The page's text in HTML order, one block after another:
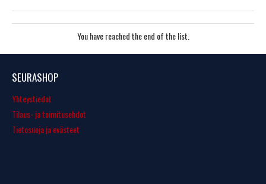
You have reached the end of the list.
SEURASHOP
Yhteystiedot
Tilaus- ja toimitusehdot
Tietosuoja ja evästeet